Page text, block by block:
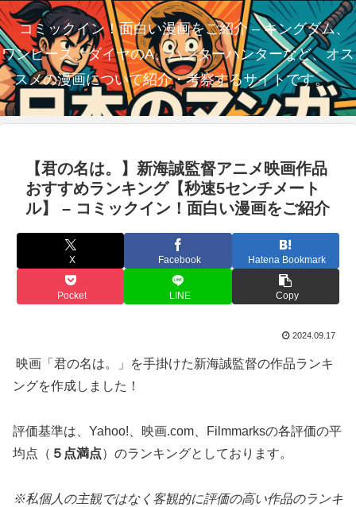
コミックイン！面白い漫画をご紹介 – キングダム、
ワンピース、ダイヤのA、ハンターハンターなど、オス
スメの漫画について紹介・考察するサイトです。
【君の名は。】新海誠監督アニメ映画作品
おすすめランキング【秒速5センチメート
ル】 – コミックイン！面白い漫画をご紹介
X Facebook Hatena Bookmark
Pocket LINE Copy
2024.09.17
映画「君の名は。」を手掛けた新海誠監督の作品ランキ
ングを作成しました！
評価基準は、Yahoo!、映画.com、Filmmarksの各評価の平
均点（ ５点満点）のランキングとしております。
※私個人の主観ではなく客観的に評価の高い作品のランキ